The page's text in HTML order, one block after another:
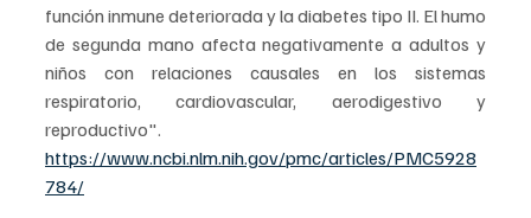
función inmune deteriorada y la diabetes tipo II. El humo
de segunda mano afecta negativamente a adultos y
niños con relaciones causales en los sistemas
respiratorio, cardiovascular, aerodigestivo y
https://www.ncbi.nlm.nih.gov/pmc/articles/PMC5928
784/